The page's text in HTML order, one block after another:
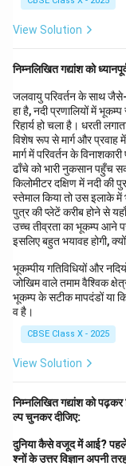
View Solution
निम्नलिखित गद्यांश को
जलवायु परिवर्तन के साथ
हा है, नदी प्रणालियों में
रिहार्य हो चला है। धरती
विशेष रूप से मार्ग और प्रवाह
मार्ग में परिवर्तन के
ढाँचे को भारी नुकसान पहुँच
किलोमीटर दक्षिण में नदी की
स्तेमाल किया तो उस इलाके में
पुत्र की प्लेटें करीब होने से
उच्च तीव्रता का भूकम्प आने
इसलिए बहुत भयावह होगी,
भूकम्पीय गतिविधियों और
जोखिम वाले तमाम वैश्विक
भूकम्प के सटीक मापदंडों या
व है।
CBSE Class X - 2025
View Solution
निम्नलिखित गद्यांश को पढ़कर
ल्प चुनकर दीजिए:
दुनिया कैसे वजूद में आई? पहले
श्नों के उत्तर विज्ञान अपनी